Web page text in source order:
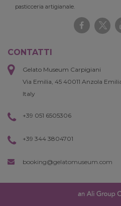
pasticceria artigianale.
CONTATTI
Gelato Museum Carpigiani
Via Emilia, 45 40011 Anzola
Italy
+39 051 6505306
+39 344 3804701
booking@gelatomuseum.com